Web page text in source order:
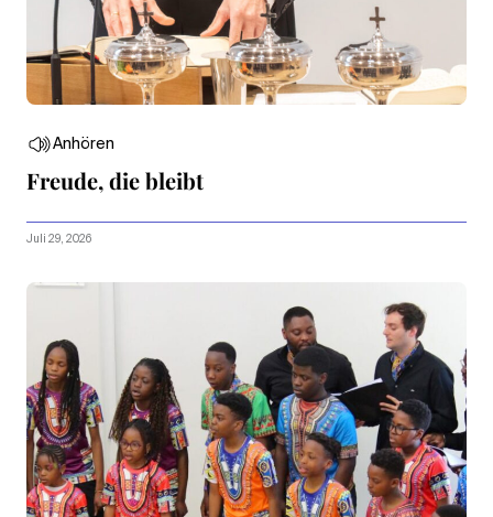
Anhören
Freude, die bleibt
Juli 29, 2026